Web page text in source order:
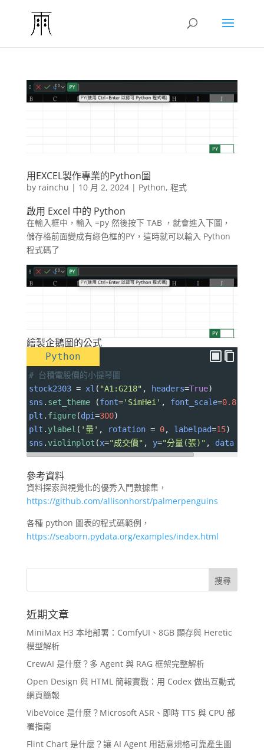
用EXCEL製作專業的Python圖
by rainchu | 10 月 2, 2024| Python, 程式
啟用 Excel 中的 Python
在輸入框中，輸入 =py 然後按下 TAB ，就會進入下圖，
儲存格前面變成有綠色框的PY，這時就可以輸入 Python
程式碼了
繪製企鵝圖的公式
Python
# 台積電股價的小提琴圖
stock2303 = xl ( "A1:G218" , headers=True)
sns . set_theme (font='SimHei' , font_scale=0.8)
plt . figure(dpi=300)
plt . ylabel ( '量' , rotation = 0, labelpad=15)
sns . violinplot (x="成交價" , y="分量(張)" , data
參考資料
資料探索與視覺化的優秀入門數據集，
https://github.com/allisonhorst/palmerpenguins
各種 python 圖表的程式碼範例，
https://seaborn.pydata.org/examples/index.html
近期文章
MiniMax H3 本地部署：ComfyUI、8GB 顯存與 Heretic
模型解析
CrewAI 是什麼？多 Agent 與 RAG 框架完整解析
Open Design 與 HTML 簡報實戰：用 Codex 做出互動式
網頁簡報
VibeVoice 是什麼？Microsoft ASR、即時 TTS 與 CPU 部
署指南
Flint Chart 是什麼？讓 AI Agent 用語意規格可靠產生圖